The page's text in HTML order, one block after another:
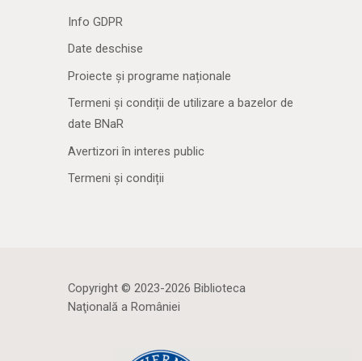
Info GDPR
Date deschise
Proiecte și programe naționale
Termeni și condiții de utilizare a bazelor de
date BNaR
Avertizori în interes public
Termeni și condiții
Copyright © 2023-2026 Biblioteca
Naţională a României